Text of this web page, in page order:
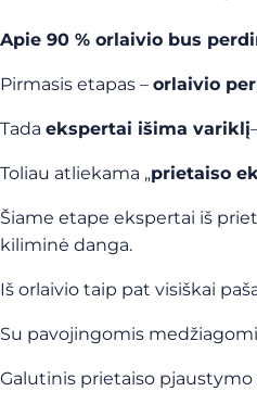
Apie 90 % orlaivio bus
Pirmasis etapas – orlaivio
Tada ekspertai išima variklį
Toliau atliekama „prietaiso
Šiame etape ekspertai iš
kiliminė danga.
Iš orlaivio taip pat visiškai
Su pavojingomis
Galutinis prietaiso pjaustymo